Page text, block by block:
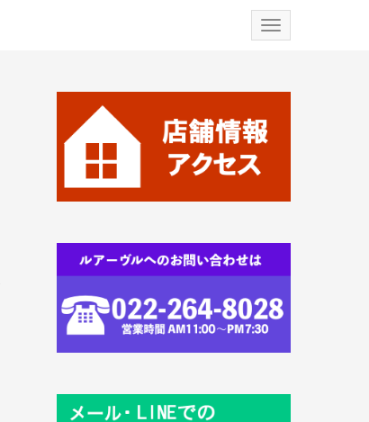
N
a
a